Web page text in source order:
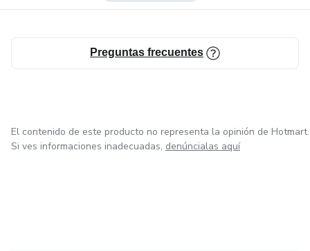
Preguntas frecuentes
El contenido de este producto no representa la opinión de Hotmart.
Si ves informaciones inadecuadas, denúncialas aquí